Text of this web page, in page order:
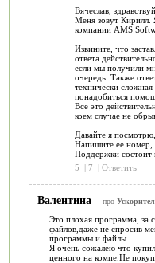
Вячеслав,
Меня зовут Кирилл.
компании AMS
Извините, что
ответа
если мы получили
очередь. Также
технически
понадобиться
Все это
коем случае не
Давайте я
Напишите ее номер,
Поддержки состоит
5
| 7 | Ответить
Валентина про
Это плохая программа, за
файлов,даже не спросив
программы и файлы.
Я очень сожалею что
ценного на компе.Не